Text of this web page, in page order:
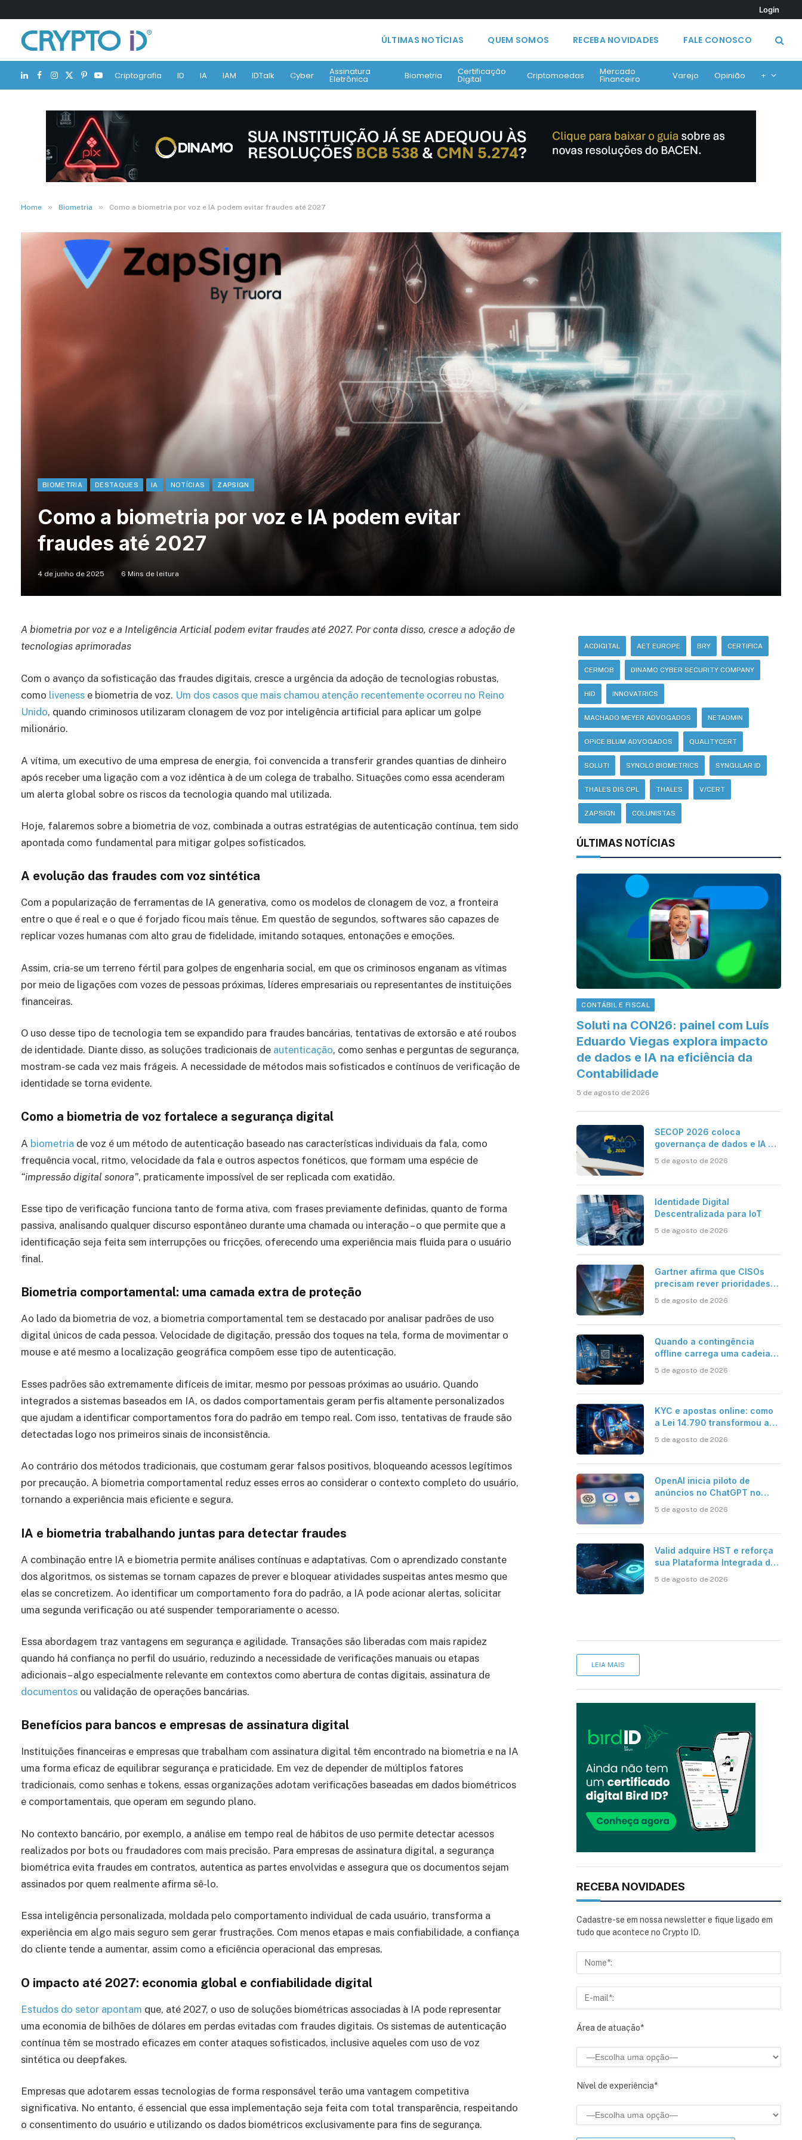
Login
ÚLTIMAS NOTÍCIAS QUEM SOMOS RECEBA NOVIDADES FALE CONOSCO
LinkedIn
Facebook
Instagram
X
(Twitter)
Pinterest
YouTubeCriptografia ID IA IAM IDTalk Cyber Assinatura
Eletrônica Biometria Certificação
Digital Criptomoedas Mercado
Financeiro Varejo Opinião +
Home » Biometria » Como a biometria por voz e IA podem evitar fraudes até 2027
BIOMETRIA DESTAQUES IA NOTÍCIAS ZAPSIGN
Como a biometria por voz e IA podem evitar
fraudes até 2027
4 de junho de 2025 6 Mins de leitura
A biometria por voz e a Inteligência Articial podem evitar fraudes até 2027. Por conta disso, cresce a adoção de
tecnologias aprimoradas
Com o avanço da sofisticação das fraudes digitais, cresce a urgência da adoção de tecnologias robustas,
como liveness e biometria de voz. Um dos casos que mais chamou atenção recentemente ocorreu no Reino
Unido, quando criminosos utilizaram clonagem de voz por inteligência artificial para aplicar um golpe
milionário.
A vítima, um executivo de uma empresa de energia, foi convencida a transferir grandes quantias de dinheiro
após receber uma ligação com a voz idêntica à de um colega de trabalho. Situações como essa acenderam
um alerta global sobre os riscos da tecnologia quando mal utilizada.
Hoje, falaremos sobre a biometria de voz, combinada a outras estratégias de autenticação contínua, tem sido
apontada como fundamental para mitigar golpes sofisticados.
A evolução das fraudes com voz sintética
Com a popularização de ferramentas de IA generativa, como os modelos de clonagem de voz, a fronteira
entre o que é real e o que é forjado ficou mais tênue. Em questão de segundos, softwares são capazes de
replicar vozes humanas com alto grau de fidelidade, imitando sotaques, entonações e emoções.
Assim, cria-se um terreno fértil para golpes de engenharia social, em que os criminosos enganam as vítimas
por meio de ligações com vozes de pessoas próximas, líderes empresariais ou representantes de instituições
financeiras.
O uso desse tipo de tecnologia tem se expandido para fraudes bancárias, tentativas de extorsão e até roubos
de identidade. Diante disso, as soluções tradicionais de autenticação, como senhas e perguntas de segurança,
mostram-se cada vez mais frágeis. A necessidade de métodos mais sofisticados e contínuos de verificação de
identidade se torna evidente.
Como a biometria de voz fortalece a segurança digital
A biometria de voz é um método de autenticação baseado nas características individuais da fala, como
frequência vocal, ritmo, velocidade da fala e outros aspectos fonéticos, que formam uma espécie de
“impressão digital sonora”, praticamente impossível de ser replicada com exatidão.
Esse tipo de verificação funciona tanto de forma ativa, com frases previamente definidas, quanto de forma
passiva, analisando qualquer discurso espontâneo durante uma chamada ou interação – o que permite que a
identificação seja feita sem interrupções ou fricções, oferecendo uma experiência mais fluida para o usuário
final.
Biometria comportamental: uma camada extra de proteção
Ao lado da biometria de voz, a biometria comportamental tem se destacado por analisar padrões de uso
digital únicos de cada pessoa. Velocidade de digitação, pressão dos toques na tela, forma de movimentar o
mouse e até mesmo a localização geográfica compõem esse tipo de autenticação.
Esses padrões são extremamente difíceis de imitar, mesmo por pessoas próximas ao usuário. Quando
integrados a sistemas baseados em IA, os dados comportamentais geram perfis altamente personalizados
que ajudam a identificar comportamentos fora do padrão em tempo real. Com isso, tentativas de fraude são
detectadas logo nos primeiros sinais de inconsistência.
Ao contrário dos métodos tradicionais, que costumam gerar falsos positivos, bloqueando acessos legítimos
por precaução. A biometria comportamental reduz esses erros ao considerar o contexto completo do usuário,
tornando a experiência mais eficiente e segura.
IA e biometria trabalhando juntas para detectar fraudes
A combinação entre IA e biometria permite análises contínuas e adaptativas. Com o aprendizado constante
dos algoritmos, os sistemas se tornam capazes de prever e bloquear atividades suspeitas antes mesmo que
elas se concretizem. Ao identificar um comportamento fora do padrão, a IA pode acionar alertas, solicitar
uma segunda verificação ou até suspender temporariamente o acesso.
Essa abordagem traz vantagens em segurança e agilidade. Transações são liberadas com mais rapidez
quando há confiança no perfil do usuário, reduzindo a necessidade de verificações manuais ou etapas
adicionais – algo especialmente relevante em contextos como abertura de contas digitais, assinatura de
documentos ou validação de operações bancárias.
Benefícios para bancos e empresas de assinatura digital
Instituições financeiras e empresas que trabalham com assinatura digital têm encontrado na biometria e na IA
uma forma eficaz de equilibrar segurança e praticidade. Em vez de depender de múltiplos fatores
tradicionais, como senhas e tokens, essas organizações adotam verificações baseadas em dados biométricos
e comportamentais, que operam em segundo plano.
No contexto bancário, por exemplo, a análise em tempo real de hábitos de uso permite detectar acessos
realizados por bots ou fraudadores com mais precisão. Para empresas de assinatura digital, a segurança
biométrica evita fraudes em contratos, autentica as partes envolvidas e assegura que os documentos sejam
assinados por quem realmente afirma sê-lo.
Essa inteligência personalizada, moldada pelo comportamento individual de cada usuário, transforma a
experiência em algo mais seguro sem gerar frustrações. Com menos etapas e mais confiabilidade, a confiança
do cliente tende a aumentar, assim como a eficiência operacional das empresas.
O impacto até 2027: economia global e confiabilidade digital
Estudos do setor apontam que, até 2027, o uso de soluções biométricas associadas à IA pode representar
uma economia de bilhões de dólares em perdas evitadas com fraudes digitais. Os sistemas de autenticação
contínua têm se mostrado eficazes em conter ataques sofisticados, inclusive aqueles com uso de voz
sintética ou deepfakes.
Empresas que adotarem essas tecnologias de forma responsável terão uma vantagem competitiva
significativa. No entanto, é essencial que essa implementação seja feita com total transparência, respeitando
o consentimento do usuário e utilizando os dados biométricos exclusivamente para fins de segurança.
ACDIGITAL AET EUROPE BRY CERTIFICA
CERMOB DINAMO CYBER SECURITY COMPANY
HID INNOVATRICS
MACHADO MEYER ADVOGADOS NETADMIN
OPICE BLUM ADVOGADOS QUALITYCERT
SOLUTI SYNOLO BIOMETRICS SYNGULAR ID
THALES DIS CPL THALES V/CERT
ZAPSIGN COLUNISTAS
ÚLTIMAS NOTÍCIAS
CONTÁBIL E FISCAL
Soluti na CON26: painel com Luís
Eduardo Viegas explora impacto
de dados e IA na eficiência da
Contabilidade
5 de agosto de 2026
SECOP 2026 coloca
governança de dados e IA no
5 de agosto de 2026
Identidade Digital
Descentralizada para IoT
5 de agosto de 2026
Gartner afirma que CISOs
precisam rever prioridades
para enfrentar os desafios
5 de agosto de 2026
Quando a contingência
offline carrega uma cadeia
5 de agosto de 2026
KYC e apostas online: como
a Lei 14.790 transformou a
mercado brasileiro
5 de agosto de 2026
OpenAI inicia piloto de
anúncios no ChatGPT no
5 de agosto de 2026
Valid adquire HST e reforça
sua Plataforma Integrada de
5 de agosto de 2026
LEIA MAIS
RECEBA NOVIDADES
Cadastre-se em nossa newsletter e fique ligado em
tudo que acontece no Crypto ID.
Área de atuação*
Nível de experiência*